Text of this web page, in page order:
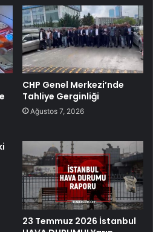
CHP Genel Merkezi’nde
Tahliye Gerginliği
Ağustos 7, 2026
23 Temmuz 2026 İstanbul